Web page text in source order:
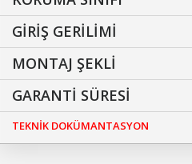
GİRİŞ GERİLİMİ
MONTAJ ŞEKLİ
GARANTİ SÜRESİ
TEKNİK DOKÜMANTASYON